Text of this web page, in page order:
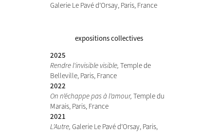
Galerie Le Pavé d’Orsay, Paris, France
expositions collectives
2025
Rendre l'invisible visible, Temple de
Belleville, Paris, France
2022
On n’échappe pas à l’amour, Temple du
Marais, Paris, France
2021
L’Autre, Galerie Le Pavé d’Orsay, Paris,